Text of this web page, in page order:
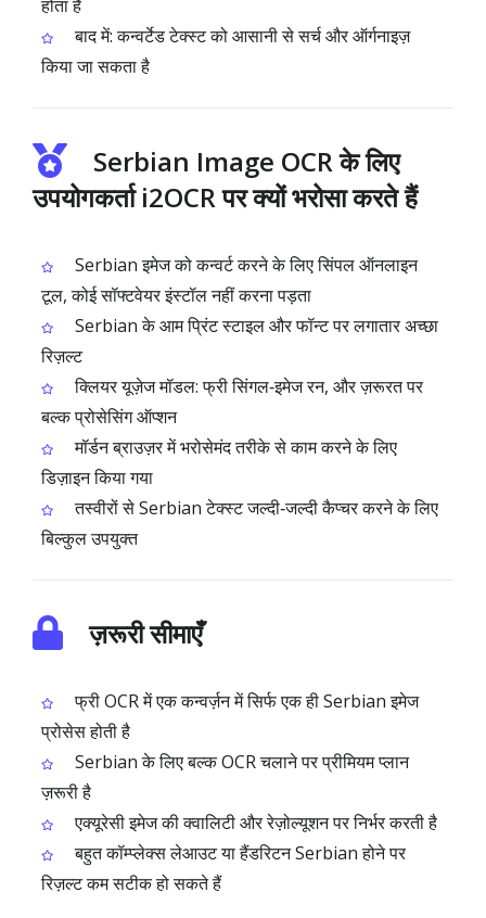
होता है
बाद में: कन्वर्टेड टेक्स्ट को आसानी से सर्च और ऑर्गनाइज़
किया जा सकता है
Serbian Image OCR के लिए
उपयोगकर्ता i2OCR पर क्यों भरोसा करते हैं
Serbian इमेज को कन्वर्ट करने के लिए सिंपल ऑनलाइन
टूल, कोई सॉफ्टवेयर इंस्टॉल नहीं करना पड़ता
Serbian के आम प्रिंट स्टाइल और फॉन्ट पर लगातार अच्छा
रिज़ल्ट
क्लियर यूज़ेज मॉडल: फ्री सिंगल‑इमेज रन, और ज़रूरत पर
बल्क प्रोसेसिंग ऑप्शन
मॉर्डन ब्राउज़र में भरोसेमंद तरीके से काम करने के लिए
डिज़ाइन किया गया
तस्वीरों से Serbian टेक्स्ट जल्दी‑जल्दी कैप्चर करने के लिए
बिल्कुल उपयुक्त
ज़रूरी सीमाएँ
फ्री OCR में एक कन्वर्ज़न में सिर्फ एक ही Serbian इमेज
प्रोसेस होती है
Serbian के लिए बल्क OCR चलाने पर प्रीमियम प्लान
ज़रूरी है
एक्यूरेसी इमेज की क्वालिटी और रेज़ोल्यूशन पर निर्भर करती है
बहुत कॉम्प्लेक्स लेआउट या हैंडरिटन Serbian होने पर
रिज़ल्ट कम सटीक हो सकते हैं